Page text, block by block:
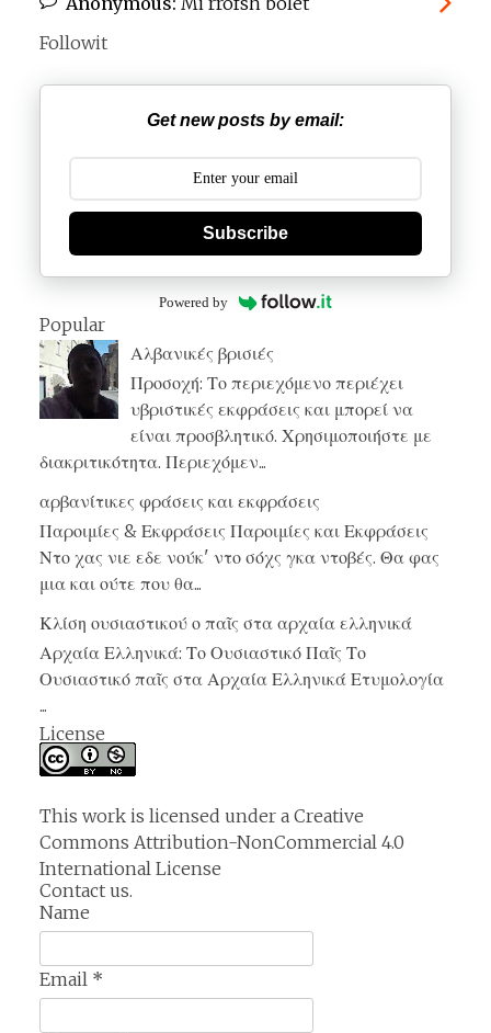
Followit
Get new posts by email:
Subscribe
Powered by
Popular
Αλβανικές βρισιές
Προσοχή: Το περιεχόμενο περιέχει
υβριστικές εκφράσεις και μπορεί να
είναι προσβλητικό. Χρησιμοποιήστε με
διακριτικότητα. Περιεχόμεν...
αρβανίτικες φράσεις και εκφράσεις
Παροιμίες & Εκφράσεις Παροιμίες και Εκφράσεις
Ντο χας νιε εδε νούκ' ντο σόχς γκα ντοβές. Θα φας
μια και ούτε που θα...
Κλίση ουσιαστικού ο παῖς στα αρχαία ελληνικά
Αρχαία Ελληνικά: Το Ουσιαστικό Παῖς Το
Ουσιαστικό παῖς στα Αρχαία Ελληνικά Ετυμολογία
...
License
This work is licensed under a Creative
Commons Attribution-NonCommercial 4.0
International License
Contact us.
Name
Email *